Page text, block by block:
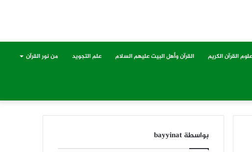
علوم القرآن الكريم القرآن وأهل البيت عليهم السلام علم التجويد من نور القرآن
بواسطة bayyinat